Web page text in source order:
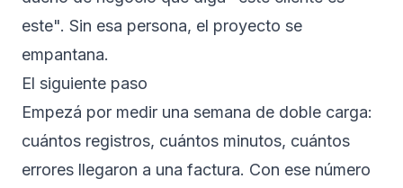
este". Sin esa persona, el proyecto se
empantana.
El siguiente paso
Empezá por medir una semana de doble carga:
cuántos registros, cuántos minutos, cuántos
errores llegaron a una factura. Con ese número